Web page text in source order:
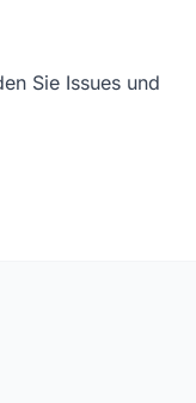
Sie Issues und